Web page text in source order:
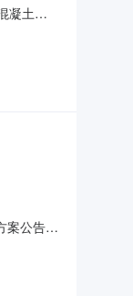
凝土板
学校及
案公告公
公开招